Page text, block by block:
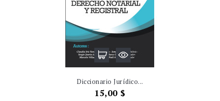
Diccionario Jurídico...
Precio
15,00 $